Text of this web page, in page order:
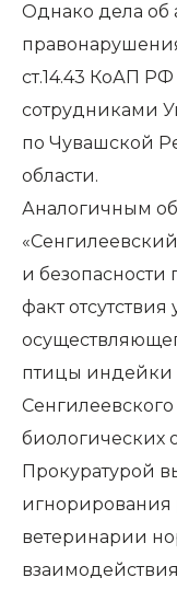
Однако дела об
правонарушениях
ст.14.43 КоАП
сотрудниками
по Чувашской
области.
Аналогичным
и безопасности
факт
птицы индейки
биологических
Прокуратурой
игнорирования
ветеринарии